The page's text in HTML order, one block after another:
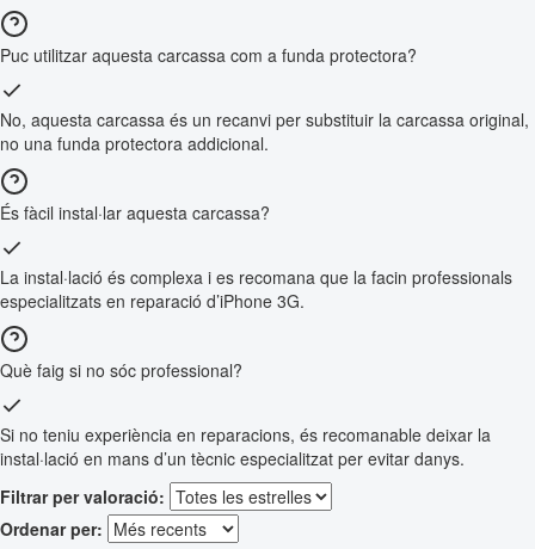
Puc utilitzar aquesta carcassa com a funda protectora?
No, aquesta carcassa és un recanvi per substituir la carcassa original,
no una funda protectora addicional.
És fàcil instal·lar aquesta carcassa?
La instal·lació és complexa i es recomana que la facin professionals
especialitzats en reparació d’iPhone 3G.
Què faig si no sóc professional?
Si no teniu experiència en reparacions, és recomanable deixar la
instal·lació en mans d’un tècnic especialitzat per evitar danys.
Filtrar per valoració:
Ordenar per: